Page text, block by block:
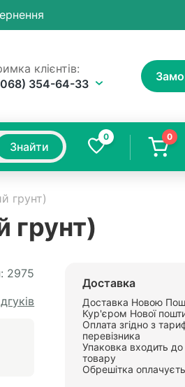
клієнтів:
354-64-33
Знайти
0 0
грунт)
грунт)
2975
Доставка
Доставка Новою
Кур'єром Нової
Оплата згідно з
перевізника
Упаковка входить до
товару
Обрешітка